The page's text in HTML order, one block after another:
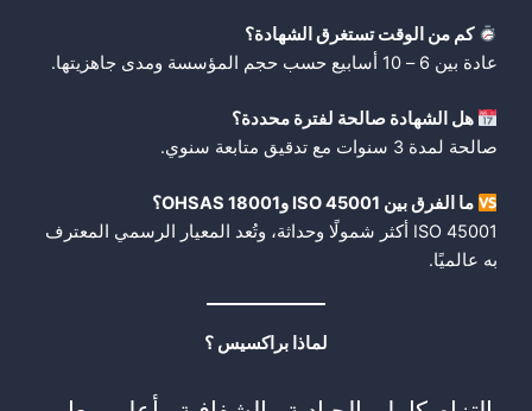
كم من الوقت تستغرق الشهادة؟
عادة بين 6 – 10 أسابيع حسب حجم المؤسسة ومدى جاهزيتها.
هل الشهادة صالحة لفترة محددة؟
صالحة لمدة 3 سنوات مع تدقيق متابعة سنوي.
ما الفرق بين وOHSAS 18001؟
ISO 45001 أكثر شمولًا وحداثة، وتُعد المعيار الرسمي المعترف
به عالميًا.
لماذا براكسيس ؟